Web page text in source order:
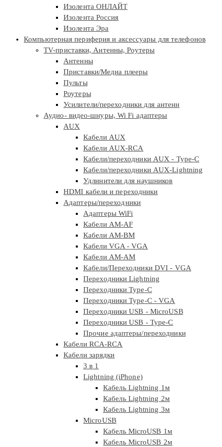
Изолента ОНЛАЙТ
Изолента Россия
Изолента Эра
Компьютерная периферия и аксессуары для телефонов
TV-приставки, Антенны, Роутеры
Антенны
Приставки/Медиа плееры
Пульты
Роутеры
Усилители/переходники для антенн
Аудио- видео-шнуры, Wi Fi адаптеры
AUX
Кабели AUX
Кабели AUX-RCA
Кабели/переходники AUX - Type-C
Кабели/переходники AUX-Lightning
Удлинители для наушников
HDMI кабели и переходники
Адаптеры/переходники
Адаптеры WiFi
Кабели AM-AF
Кабели AM-BM
Кабели VGA - VGA
Кабели АМ-АМ
Кабели/Переходники DVI - VGA
Переходники Lightning
Переходники Type-C
Переходники Type-C - VGA
Переходники USB - MicroUSB
Переходники USB - Type-C
Прочие адаптеры/переходники
Кабели RCA-RCA
Кабели зарядки
3 в 1
Lightning (iPhone)
Кабель Lightning 1м
Кабель Lightning 2м
Кабель Lightning 3м
MicroUSB
Кабель MicroUSB 1м
Кабель MicroUSB 2м